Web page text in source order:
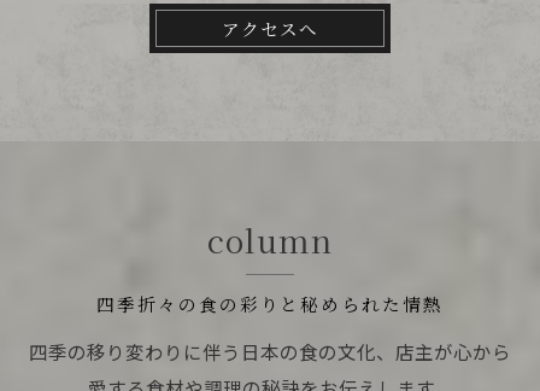
アクセスへ
四季折々の食の彩りと秘められた情熱
column
四季の移り変わりに伴う日本の食の文化、店主が心から